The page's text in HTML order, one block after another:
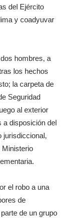
del Ejército
y coadyuvar
hombres, a
los hechos
la carpeta de
Seguridad
al exterior
disposición del
jurisdiccional,
Ministerio
el robo a una
de
de un grupo